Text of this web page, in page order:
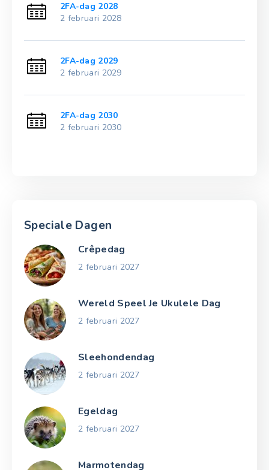
2FA-dag 2028
2 februari 2028
2FA-dag 2029
2 februari 2029
2FA-dag 2030
2 februari 2030
Speciale Dagen
Crêpedag
2 februari 2027
Wereld Speel Je Ukulele Dag
2 februari 2027
Sleehondendag
2 februari 2027
Egeldag
2 februari 2027
Marmotendag